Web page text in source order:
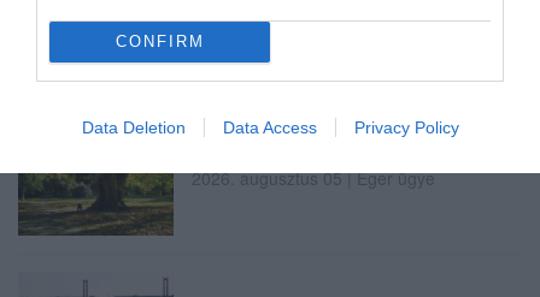
CONFIRM
Data Deletion Data Access Privacy Policy
2026. augusztus 05
ÉJSZAKAI PERMETEZÉS KEZDŐDIK
2026. augusztus 05|Eger ügye